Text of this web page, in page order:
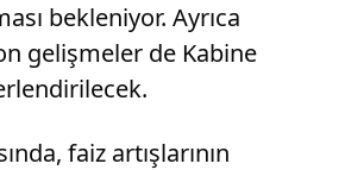
bekleniyor. Ayrıca
gelişmeler de Kabine
faiz artışlarının